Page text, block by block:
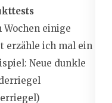
einige
erzähle ich mal ein
Neue dunkle